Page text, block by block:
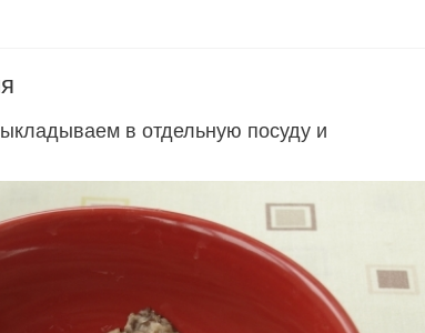
в отдельную посуду и